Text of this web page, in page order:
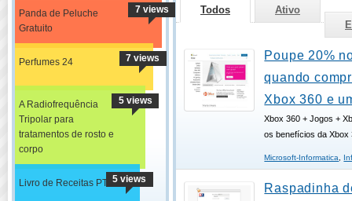
Panda de Peluche
Gratuito
7 views
Perfumes 24 7 views
A Radiofrequência
Tripolar para
tratamentos de rosto e
corpo
5 views
Livro de Receitas PT 5 views
Todos
Ativo
Poupe 20%
quando
Xbox 360 e
Xbox 360 + Jogos +
os benefícios da Xbox
Microsoft-Informatica,
Raspadinha